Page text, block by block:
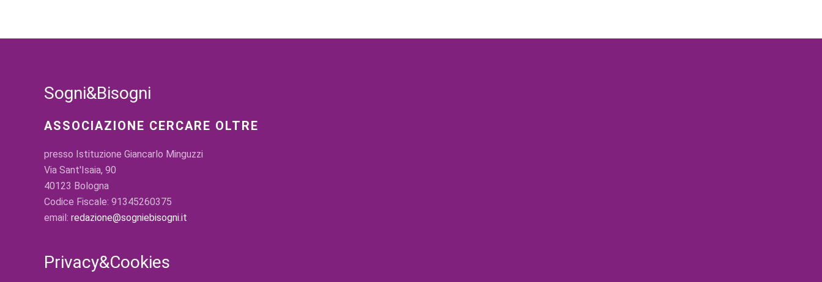
Sogni&Bisogni
ASSOCIAZIONE CERCARE OLTRE
presso Istituzione Giancarlo Minguzzi
Via Sant'Isaia, 90
40123 Bologna
Codice Fiscale: 91345260375
email: redazione@sogniebisogni.it
Privacy&Cookies